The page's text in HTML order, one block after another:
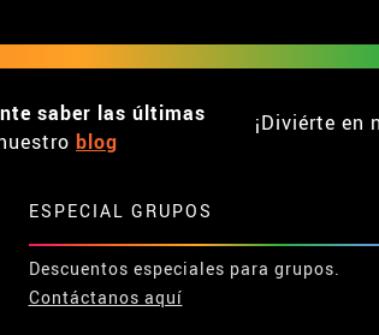
saber las últimas
blog
¡Diviérte en
ESPECIAL GRUPOS
Descuentos especiales para grupos.
Contáctanos aquí